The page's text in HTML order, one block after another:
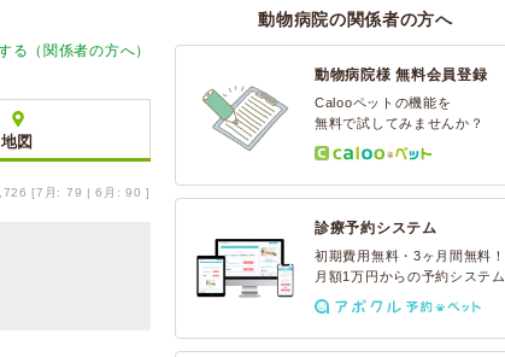
る（関係者の方へ）
地図
[7月: 79 | 6月: 90 ]
動物病院の関係者の方へ
動物病院様 無料会員登録
Calooペットの機能を
無料で試してみませんか？
診療予約システム
初期費用無料・3ヶ月間無料！
月額1万円からの予約システム